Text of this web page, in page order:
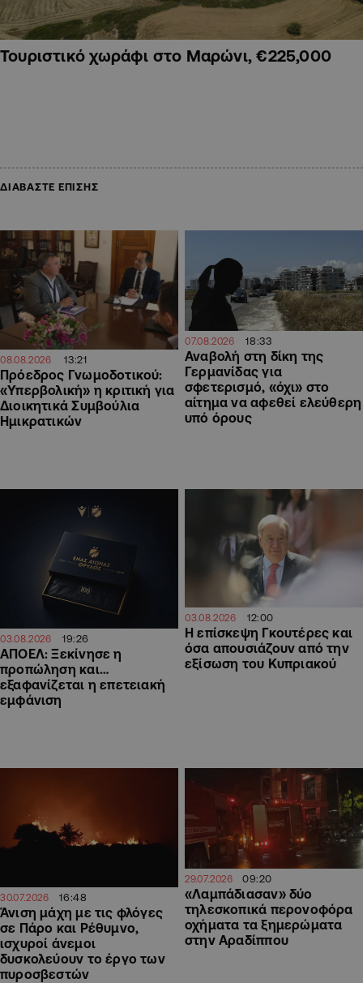
Τουριστικό χωράφι στο Μαρώνι, €225,000
ΔΙΑΒΑΣΤΕ ΕΠΙΣΗΣ
08.08.2026 13:21
Πρόεδρος Γνωμοδοτικού:
«Υπερβολική» η κριτική για
Διοικητικά Συμβούλια
Ημικρατικών
07.08.2026 18:33
Αναβολή στη δίκη της
Γερμανίδας για
σφετερισμό, «όχι» στο
αίτημα να αφεθεί ελεύθερη
υπό όρους
03.08.2026 19:26
ΑΠΟΕΛ: Ξεκίνησε η
προπώληση και…
εξαφανίζεται η επετειακή
εμφάνιση
03.08.2026 12:00
Η επίσκεψη Γκουτέρες και
όσα απουσιάζουν από την
εξίσωση του Κυπριακού
30.07.2026 16:48
Άνιση μάχη με τις φλόγες
σε Πάρο και Ρέθυμνο,
ισχυροί άνεμοι
δυσκολεύουν το έργο των
πυροσβεστών
29.07.2026 09:20
«Λαμπάδιασαν» δύο
τηλεσκοπικά περονοφόρα
οχήματα τα ξημερώματα
στην Αραδίππου